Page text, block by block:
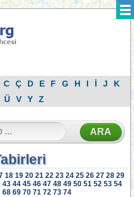
C Ç D E F G H I İ J
K
Ü V Y Z
18 19 20 21 22 23 24 25 26 27 28 29
43 44 45 46 47 48 49 50 51 52 53 54
68 69 70 71 72 73 74